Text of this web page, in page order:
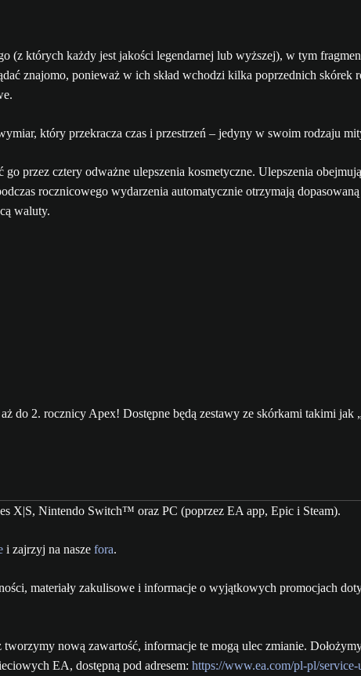
(z których każdy jest jakości legendarnej lub wyższej), w tym
znajomo, ponieważ w ich skład wchodzi kilka poprzednich skórek
który przekracza czas i przestrzeń – jedyny w swoim rodzaju
przez cztery odważne ulepszenia kosmetyczne. Ulepszenia
rocznicowego wydarzenia automatycznie otrzymają dopasowaną
waluty.
do 2. rocznicy Apex! Dostępne będą zestawy ze skórkami takimi jak
X|S, Nintendo Switch™ oraz PC (poprzez EA app, Epic i Steam).
i zajrzyj na nasze fora.
materiały zakulisowe i informacje o wyjątkowych promocjach
nową zawartość, informacje te mogą ulec zmianie.
EA, dostępną pod adresem: https://www.ea.com/pl-pl/service-